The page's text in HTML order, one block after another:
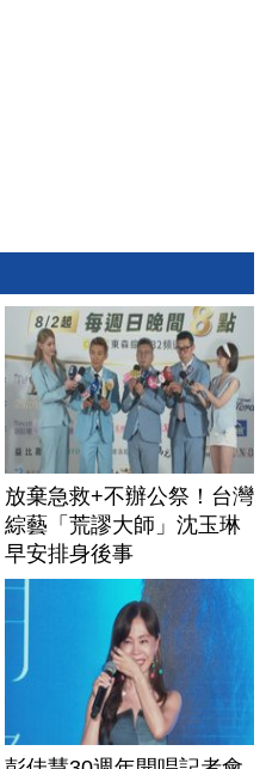
放棄急救+不辦公祭！台灣
綜藝「荒謬大師」沈玉琳
早安排身後事